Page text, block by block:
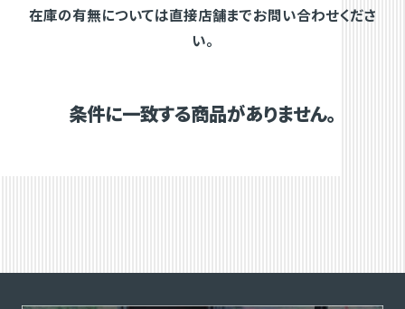
在庫の有無については直接店舗までお問い合わせくださ
い。
条件に一致する商品がありません。